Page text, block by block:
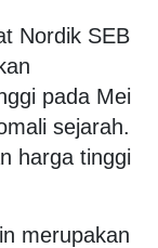
Nordik SEB
pada Mei
sejarah.
harga tinggi
merupakan